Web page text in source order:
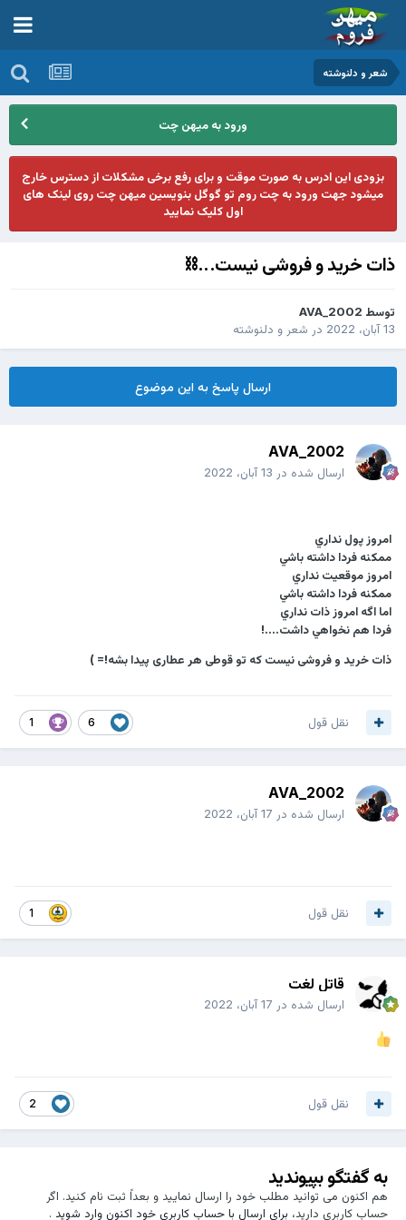
شعر و دلنوشته
ورود به میهن چت
بزودی این ادرس به صورت موقت و برای رفع برخی مشکلات از دسترس خارج
میشود جهت ورود به چت روم تو گوگل بنویسین میهن چت روی لینک های
اول کلیک نمایید
ذات خرید و فروشی نیست...⛓
توسط AVA_2002
13 آبان، 2022
در شعر و دلنوشته
ارسال پاسخ به این موضوع
AVA_2002
ارسال شده در 13 آبان، 2022
امروز پول نداري
ممكنه فردا داشته باشي
امروز موقعيت نداري
ممكنه فردا داشته باشي
اما اگه امروز ذات نداري
فردا هم نخواهي داشت....!
ذات خرید و فروشی نیست که تو قوطی هر عطاری پیدا بشه!= )
6 نقل قول
AVA_2002
ارسال شده در 17 آبان، 2022
نقل قول
قاتل لغت
ارسال شده در 17 آبان، 2022
2 نقل قول
به گفتگو بپیوندید
هم اکنون می توانید مطلب خود را ارسال نمایید و بعداً ثبت نام کنید. اگر
حساب کاربری دارید، برای ارسال با حساب کاربری خود اکنون وارد شوید.